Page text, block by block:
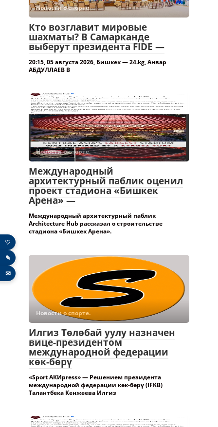
Новости о спорте.
Кто возглавит мировые
шахматы? В Самарканде
выберут президента FIDE —
20:15, 05 августа 2026, Бишкек — 24.kg, Анвар
АБДУЛЛАЕВ В
Новости о спорте.
Международный
архитектурный паблик оценил
проект стадиона «Бишкек
Арена» —
Международный архитектурный паблик
Architecture Hub рассказал о строительстве
стадиона «Бишкек Арена».
Новости о спорте.
Илгиз Төлөбай уулу назначен
вице-президентом
международной федерации
көк-бөрү
«Sport АКИpress» — Решением президента
международной федерации көк-бөрү (IFKB)
Талантбека Кенжеева Илгиз
♡
✎
✉